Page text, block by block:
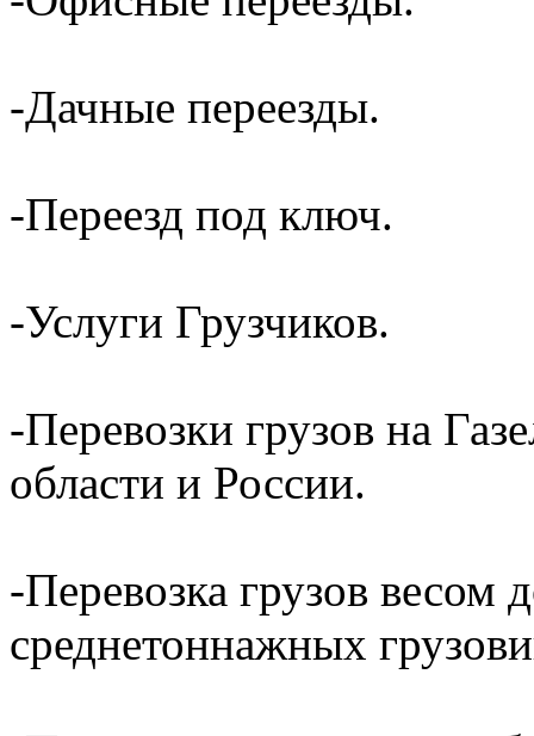
-Дачные переезды.
-Переезд под ключ.
-Услуги Грузчиков.
-Перевозки грузов на
области и России.
-Перевозка грузов весом
среднетоннажных